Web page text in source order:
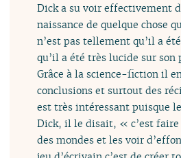
Dick a su voir effectivement
naissance de quelque chose
n’est pas tellement qu’il a
qu’il a été très lucide sur son
Grâce à la science-fiction il
conclusions et surtout des
est très intéressant puisque
Dick, il le disait, « c’est faire
des mondes et les voir